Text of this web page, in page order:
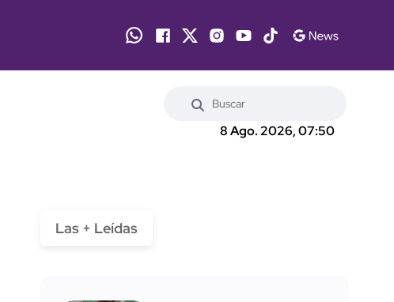
8 Ago. 2026, 07:50
Las + Leídas